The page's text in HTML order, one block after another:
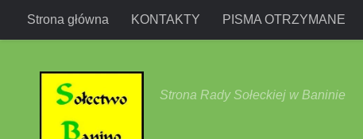
Przejdź do treści
Strona główna KONTAKTY PISMA OTRZYMANE
Strona Rady Sołeckiej w Baninie